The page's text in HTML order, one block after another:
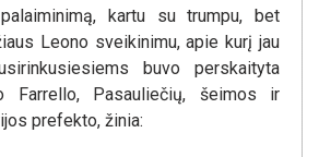
kartu su trumpu, bet
Leono sveikinimu, apie kurį jau
buvo perskaityta
Farrello, Pasauliečių, šeimos ir
prefekto, žinia: